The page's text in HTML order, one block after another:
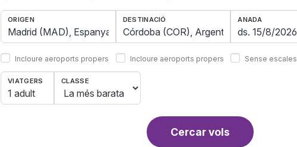
ORIGEN
Incloure aeroports propers
DESTINACIÓ
Incloure aeroports propers
ANADA
Sense escales
VIATGERS
1 adult
CLASSE
Cercar vols